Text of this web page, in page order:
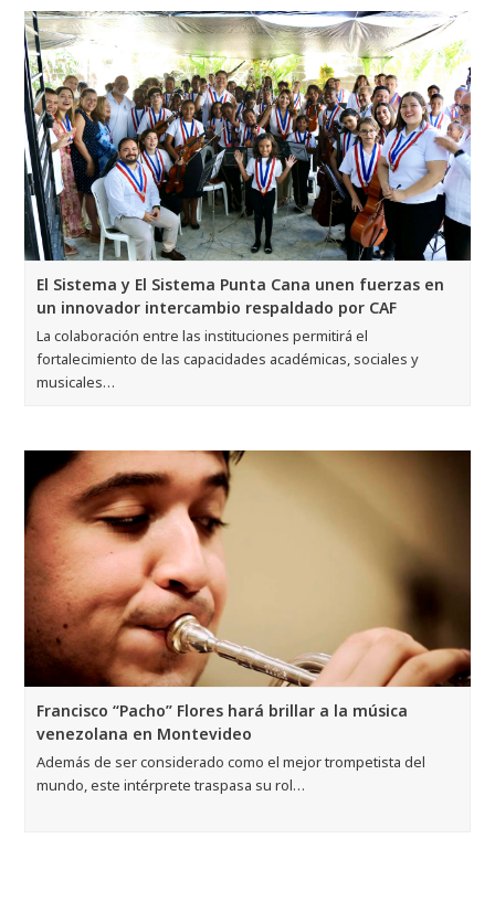
El Sistema y El Sistema Punta Cana unen fuerzas en
un innovador intercambio respaldado por CAF
La colaboración entre las instituciones permitirá el
fortalecimiento de las capacidades académicas, sociales y
musicales…
Francisco “Pacho” Flores hará brillar a la música
venezolana en Montevideo
Además de ser considerado como el mejor trompetista del
mundo, este intérprete traspasa su rol…